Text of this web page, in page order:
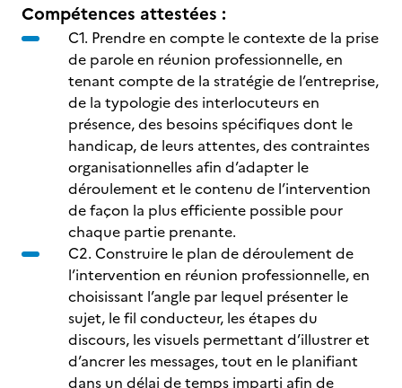
Compétences attestées :
C1. Prendre en compte le contexte de la prise
de parole en réunion professionnelle, en
tenant compte de la stratégie de l’entreprise,
de la typologie des interlocuteurs en
présence, des besoins spécifiques dont le
handicap, de leurs attentes, des contraintes
organisationnelles afin d’adapter le
déroulement et le contenu de l’intervention
de façon la plus efficiente possible pour
chaque partie prenante.
C2. Construire le plan de déroulement de
l’intervention en réunion professionnelle, en
choisissant l’angle par lequel présenter le
sujet, le fil conducteur, les étapes du
discours, les visuels permettant d’illustrer et
d’ancrer les messages, tout en le planifiant
dans un délai de temps imparti afin de